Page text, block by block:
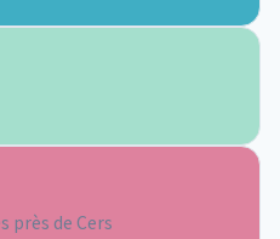
près de Cers